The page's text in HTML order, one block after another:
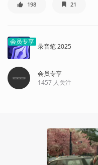
198 21
会员专享
录音笔 2025
会员专享
1457 人关注